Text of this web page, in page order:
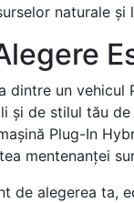
naturale
dintre un
și de stilul tău
Plug-In
mentenanței
de alegerea ta,